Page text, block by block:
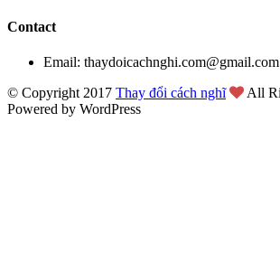
Contact
Email: thaydoicachnghi.com@gmail.com
© Copyright 2017 Thay đổi cách nghĩ
All
Powered by WordPress